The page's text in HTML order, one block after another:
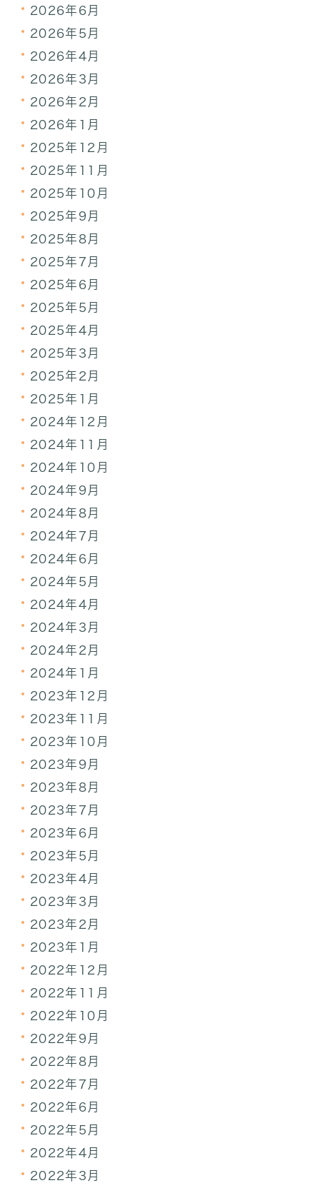
2026年6月
2026年5月
2026年4月
2026年3月
2026年2月
2026年1月
2025年12月
2025年11月
2025年10月
2025年9月
2025年8月
2025年7月
2025年6月
2025年5月
2025年4月
2025年3月
2025年2月
2025年1月
2024年12月
2024年11月
2024年10月
2024年9月
2024年8月
2024年7月
2024年6月
2024年5月
2024年4月
2024年3月
2024年2月
2024年1月
2023年12月
2023年11月
2023年10月
2023年9月
2023年8月
2023年7月
2023年6月
2023年5月
2023年4月
2023年3月
2023年2月
2023年1月
2022年12月
2022年11月
2022年10月
2022年9月
2022年8月
2022年7月
2022年6月
2022年5月
2022年4月
2022年3月